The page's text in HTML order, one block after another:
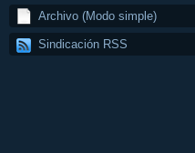
Archivo (Modo simple)
Sindicación RSS